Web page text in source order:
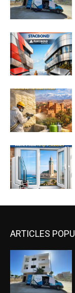
ARTICLES